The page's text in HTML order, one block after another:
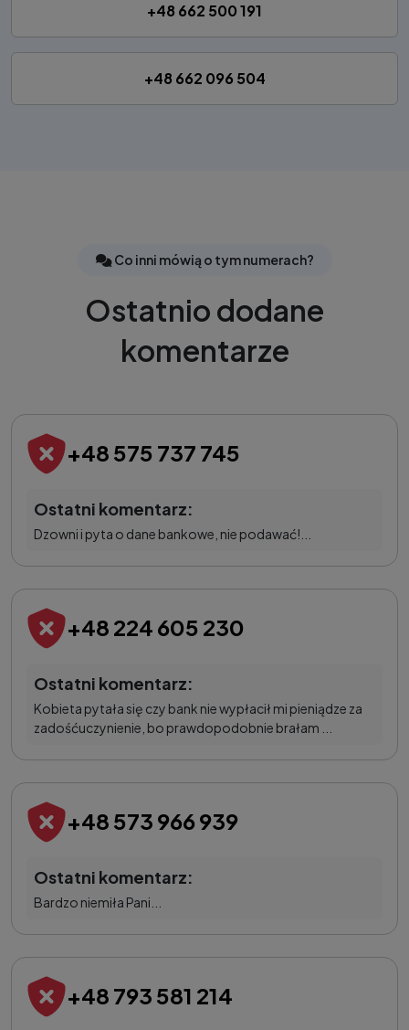
+48 662 500 191
+48 662 096 504
Co inni mówią o tym numerach?
Ostatnio dodane
komentarze
+48 575 737 745
Ostatni komentarz:
Dzowni i pyta o dane bankowe, nie podawać!...
+48 224 605 230
Ostatni komentarz:
Kobieta pytała się czy bank nie wypłacił mi pieniądze za
zadośćuczynienie, bo prawdopodobnie brałam ...
+48 573 966 939
Ostatni komentarz:
Bardzo niemiła Pani...
+48 793 581 214